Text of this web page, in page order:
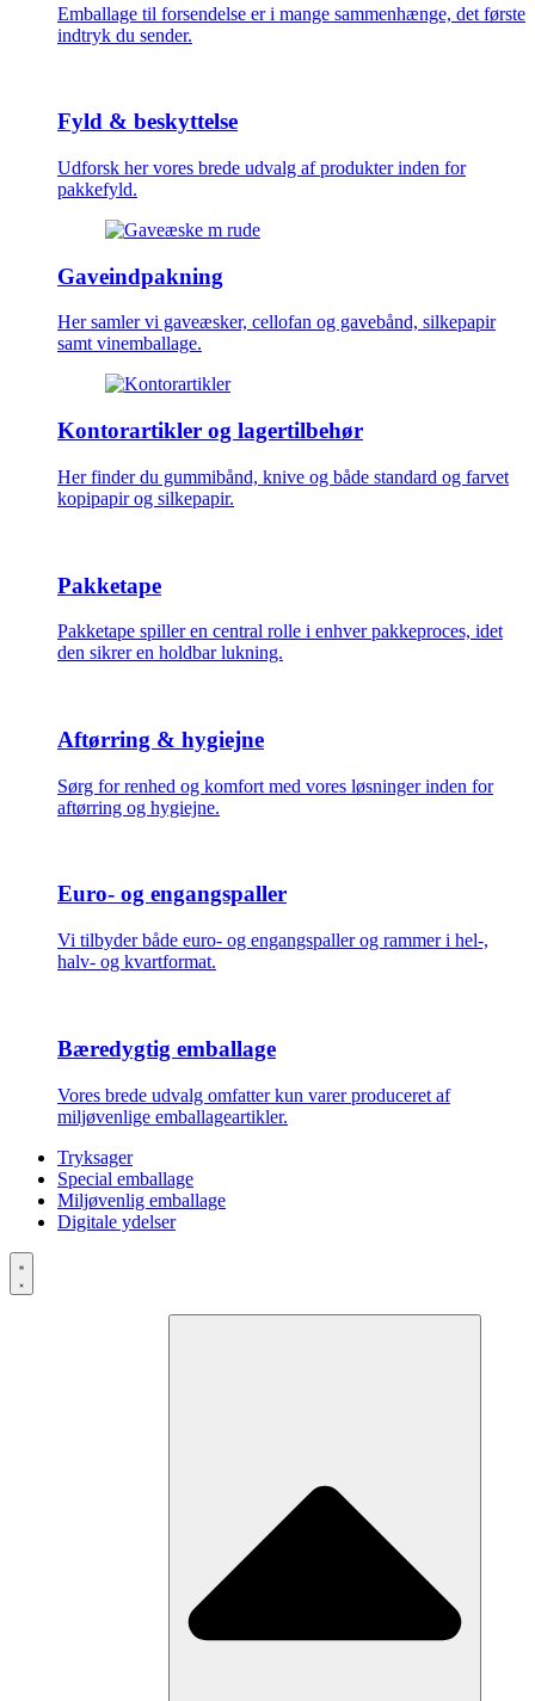
Emballage til forsendelse er i mange sammenhænge, det første
indtryk du sender.
Fyld & beskyttelse
Udforsk her vores brede udvalg af produkter inden for
pakkefyld.
Gaveindpakning
Her samler vi gaveæsker, cellofan og gavebånd, silkepapir
samt vinemballage.
Kontorartikler og lagertilbehør
Her finder du gummibånd, knive og både standard og farvet
kopipapir og silkepapir.
Pakketape
Pakketape spiller en central rolle i enhver pakkeproces, idet
den sikrer en holdbar lukning.
Aftørring & hygiejne
Sørg for renhed og komfort med vores løsninger inden for
aftørring og hygiejne.
Euro- og engangspaller
Vi tilbyder både euro- og engangspaller og rammer i hel-,
halv- og kvartformat.
Bæredygtig emballage
Vores brede udvalg omfatter kun varer produceret af
miljøvenlige emballageartikler.
Tryksager
Special emballage
Miljøvenlig emballage
Digitale ydelser